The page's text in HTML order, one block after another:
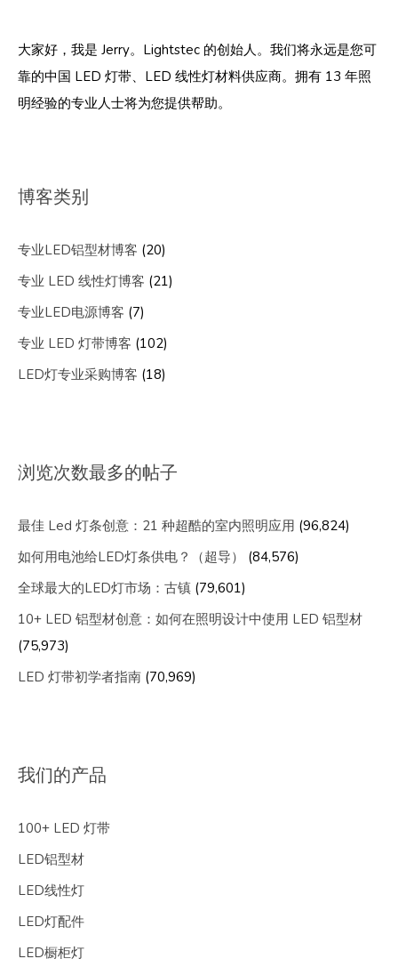
大家好，我是 Jerry。Lightstec 的创始人。我们将永远是您可
靠的中国 LED 灯带、LED 线性灯材料供应商。拥有 13 年照
明经验的专业人士将为您提供帮助。
博客类别
专业LED铝型材博客 (20)
专业 LED 线性灯博客 (21)
专业LED电源博客 (7)
专业 LED 灯带博客 (102)
LED灯专业采购博客 (18)
浏览次数最多的帖子
最佳 Led 灯条创意：21 种超酷的室内照明应用 (96,824)
如何用电池给LED灯条供电？（超导）
(84,576)
全球最大的LED灯市场：古镇 (79,601)
10+ LED 铝型材创意：如何在照明设计中使用 LED 铝型材
(75,973)
LED 灯带初学者指南 (70,969)
我们的产品
100+ LED 灯带
LED铝型材
LED线性灯
LED灯配件
LED橱柜灯